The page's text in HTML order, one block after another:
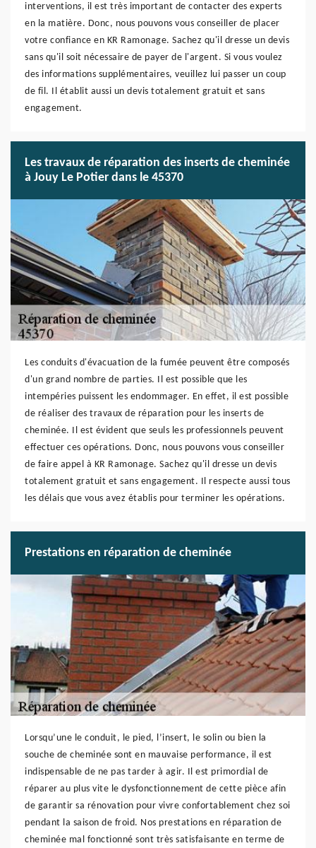
interventions, il est très important de contacter des experts
en la matière. Donc, nous pouvons vous conseiller de placer
votre confiance en KR Ramonage. Sachez qu'il dresse un devis
sans qu'il soit nécessaire de payer de l'argent. Si vous voulez
des informations supplémentaires, veuillez lui passer un coup
de fil. Il établit aussi un devis totalement gratuit et sans
engagement.
Les travaux de réparation des inserts de cheminée
à Jouy Le Potier dans le 45370
Les conduits d'évacuation de la fumée peuvent être composés
d'un grand nombre de parties. Il est possible que les
intempéries puissent les endommager. En effet, il est possible
de réaliser des travaux de réparation pour les inserts de
cheminée. Il est évident que seuls les professionnels peuvent
effectuer ces opérations. Donc, nous pouvons vous conseiller
de faire appel à KR Ramonage. Sachez qu'il dresse un devis
totalement gratuit et sans engagement. Il respecte aussi tous
les délais que vous avez établis pour terminer les opérations.
Prestations en réparation de cheminée
Lorsqu’une le conduit, le pied, l’insert, le solin ou bien la
souche de cheminée sont en mauvaise performance, il est
indispensable de ne pas tarder à agir. Il est primordial de
réparer au plus vite le dysfonctionnement de cette pièce afin
de garantir sa rénovation pour vivre confortablement chez soi
pendant la saison de froid. Nos prestations en réparation de
cheminée mal fonctionné sont très satisfaisante en terme de